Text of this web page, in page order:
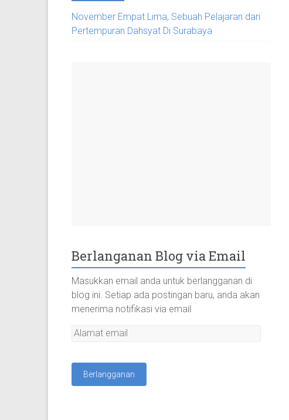
November Empat Lima, Sebuah Pelajaran dari
Pertempuran Dahsyat Di Surabaya
Berlanganan Blog via Email
Masukkan email anda untuk berlangganan di
blog ini. Setiap ada postingan baru, anda akan
menerima notifikasi via email
A
a
a